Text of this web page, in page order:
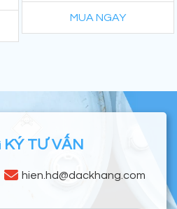
MUA NGAY
TƯ VẤN
hien.hd@dackhang.com